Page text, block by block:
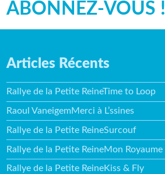
ABONNEZ-VOUS !
Articles Récents
Rallye de la Petite ReineTime to Loop
Raoul VaneigemMerci à L’ssines
Rallye de la Petite ReineSurcouf
Rallye de la Petite ReineMon Royaume
Rallye de la Petite ReineKiss & Fly